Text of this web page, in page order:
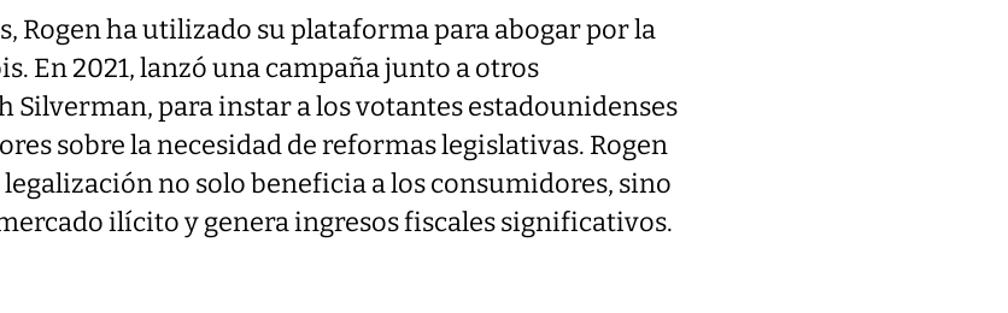
Rogen ha utilizado su plataforma para abogar por la
En 2021, lanzó una campaña junto a otros
Silverman, para instar a los votantes estadounidenses
sobre la necesidad de reformas legislativas. Rogen
no solo beneficia a los consumidores, sino
ilícito y genera ingresos fiscales significativos.